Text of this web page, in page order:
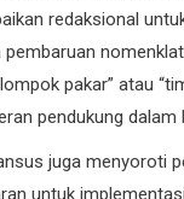
redaksional
pakar” atau
pendukung dalam
juga menyoroti
untuk